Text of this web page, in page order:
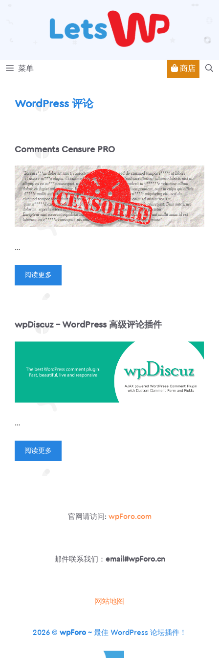
菜单 商店
WordPress 评论
Comments Censure PRO
…
阅读更多
wpDiscuz – WordPress 高级评论插件
…
阅读更多
官网请访问: wpForo.com
邮件联系我们： email#wpForo.cn
网站地图
2026 © wpForo~ 最佳 WordPress 论坛插件！